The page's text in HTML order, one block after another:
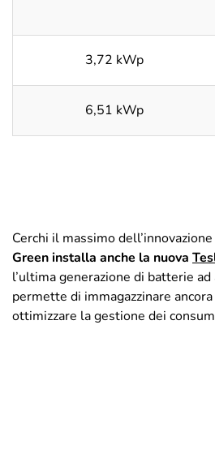
3,72 kWp
6,51 kWp
Cerchi il massimo
Green installa anche la nuova
l’ultima generazione di batterie
permette di immagazzinare
ottimizzare la gestione dei